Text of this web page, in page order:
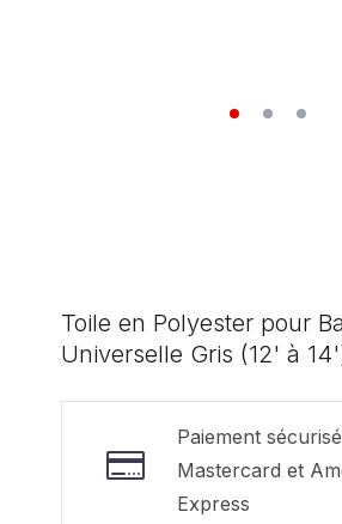
Toile en Polyester pour
Universelle Gris (12' à
Paiement
Mastercard et
Express